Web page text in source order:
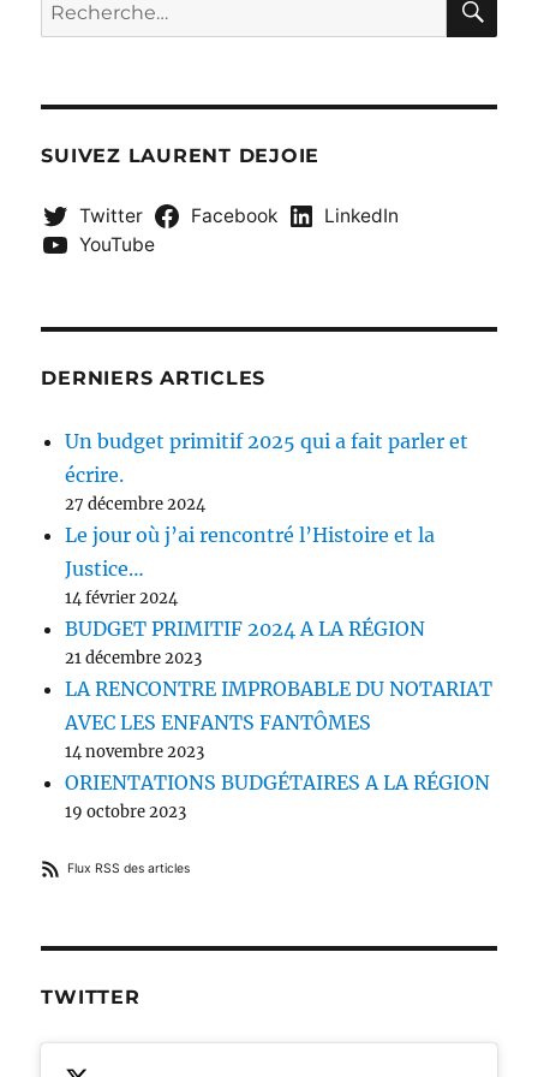
?
pour :
SUIVEZ LAURENT DEJOIE
Twitter Facebook
LinkedIn
YouTube
DERNIERS ARTICLES
Un budget primitif 2025 qui a fait parler et
écrire.
27 décembre 2024
Le jour où j’ai rencontré l’Histoire et la
Justice…
14 février 2024
BUDGET PRIMITIF 2024 A LA RÉGION
21 décembre 2023
LA RENCONTRE IMPROBABLE DU NOTARIAT
AVEC LES ENFANTS FANTÔMES
14 novembre 2023
ORIENTATIONS BUDGÉTAIRES A LA RÉGION
19 octobre 2023
Flux RSS des articles
TWITTER